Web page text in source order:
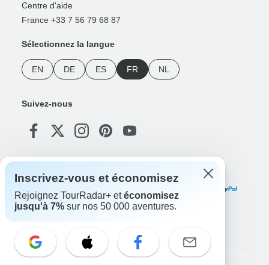
Centre d'aide
France +33 7 56 79 68 87
Sélectionnez la langue
EN DE ES FR NL
Suivez-nous
Inscrivez-vous et économisez
Rejoignez TourRadar+ etéconomisez
jusqu'à 7% sur nos 50 000 aventures.